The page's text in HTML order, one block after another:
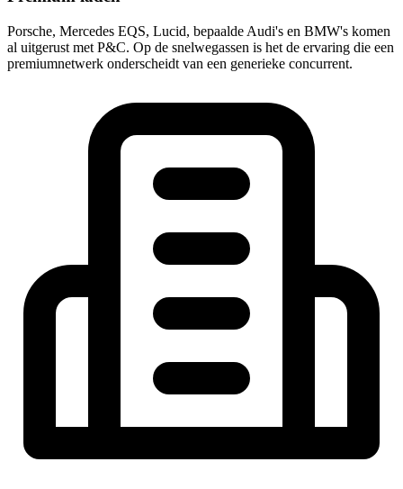
Porsche, Mercedes EQS, Lucid, bepaalde Audi's en BMW's komen
al uitgerust met P&C. Op de snelwegassen is het de ervaring die een
premiumnetwerk onderscheidt van een generieke concurrent.